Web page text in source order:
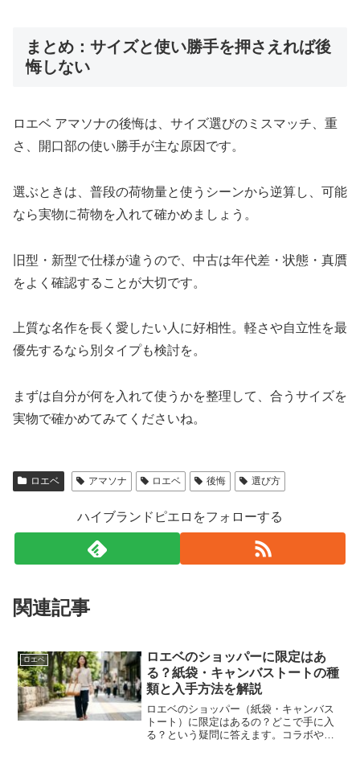
まとめ：サイズと使い勝手を押さえれば後
悔しない
ロエベ アマソナの後悔は、サイズ選びのミスマッチ、重
さ、開口部の使い勝手が主な原因です。
選ぶときは、普段の荷物量と使うシーンから逆算し、可能
なら実物に荷物を入れて確かめましょう。
旧型・新型で仕様が違うので、中古は年代差・状態・真贋
をよく確認することが大切です。
上質な名作を長く愛したい人に好相性。軽さや自立性を最
優先するなら別タイプも検討を。
まずは自分が何を入れて使うかを整理して、合うサイズを
実物で確かめてみてくださいね。
ロエベ アマソナ ロエベ 後悔 選び方
ハイブランドピエロをフォローする
関連記事
ロエベ
ロエベのショッパーに限定はあ
る？紙袋・キャンバストートの種
類と入手方法を解説
ロエベのショッパー（紙袋・キャンバス
トート）に限定はあるの？どこで手に入
る？という疑問に答えます。コラボや季